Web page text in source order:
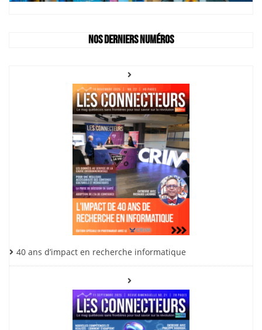
Nos derniers numéros
40 ans d’impact en recherche informatique